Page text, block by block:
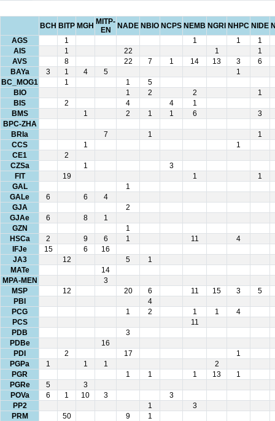
BCH BITP MGH MITP-
EN
NADE NBIO NCPS NEMB NGRI NHPC NIDE
AGS
1 1 1
1
AIS
1 22 1
1
AVS
8 22 7 1 14 13 3
6
BAYa
3 1 4 5
1
BC_MOG1
1 1
5
BIO
1 2 2
1
BIS
2 4 4
1
BMS
1 2 1 1 6
3
BPC-ZHA
BRIa
7 1
1
CCS
1
1
CE1
2
CZSa
1
3
FIT
19 1
1
GAL
1
GALe
6 6
4
GJA
2
GJAe
6 8
1
GZN
1
HSCa
2 9 6 1 11
4
IFJe
15 6
16
JA3
12 5
1
MATe
14
MPA-MEN
3
MSP
12 20 6 11 15 3
5
PBI
4
PCG
1 2 1 1
4
PCS
11
PDB
3
PDBe
16
PDI
2 17
1
PGPa
1 1 1
2
PGR
1 1 1 13
1
PGRe
5
3
POVa
6 1 10 3
3
PP2
1
3
PRM
50 9
1